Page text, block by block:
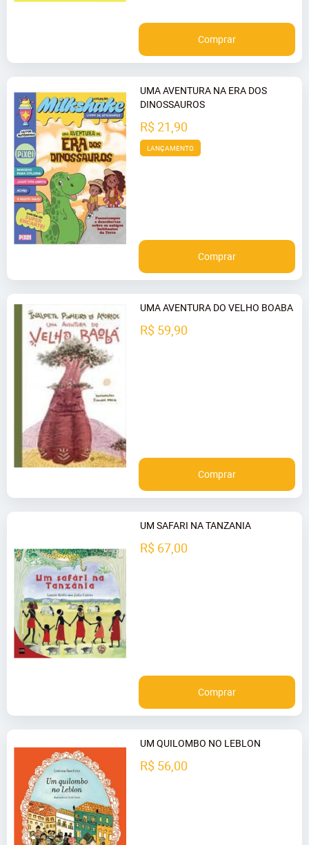
Comprar
UMA AVENTURA NA ERA DOS
DINOSSAUROS
R$ 21,90
LANÇAMENTO
Comprar
UMA AVENTURA DO VELHO BOABA
R$ 59,90
Comprar
UM SAFARI NA TANZANIA
R$ 67,00
Comprar
UM QUILOMBO NO LEBLON
R$ 56,00